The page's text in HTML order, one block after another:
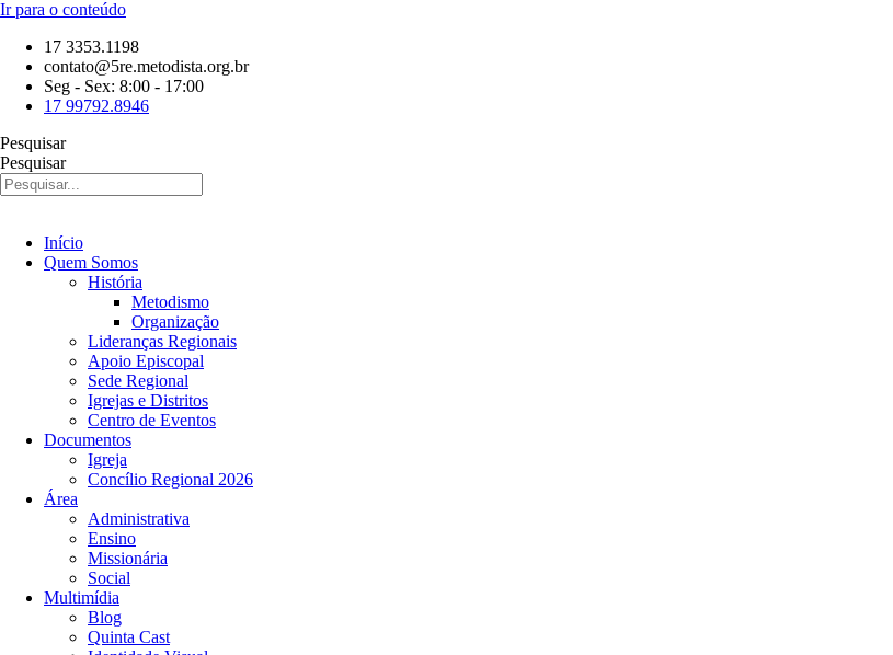
Ir para o conteúdo
17 3353.1198
contato@5re.metodista.org.br
Seg - Sex: 8:00 - 17:00
17 99792.8946
Pesquisar
Pesquisar
Início
Quem Somos
História
Metodismo
Organização
Lideranças Regionais
Apoio Episcopal
Sede Regional
Igrejas e Distritos
Centro de Eventos
Documentos
Igreja
Concílio Regional 2026
Área
Administrativa
Ensino
Missionária
Social
Multimídia
Blog
Quinta Cast